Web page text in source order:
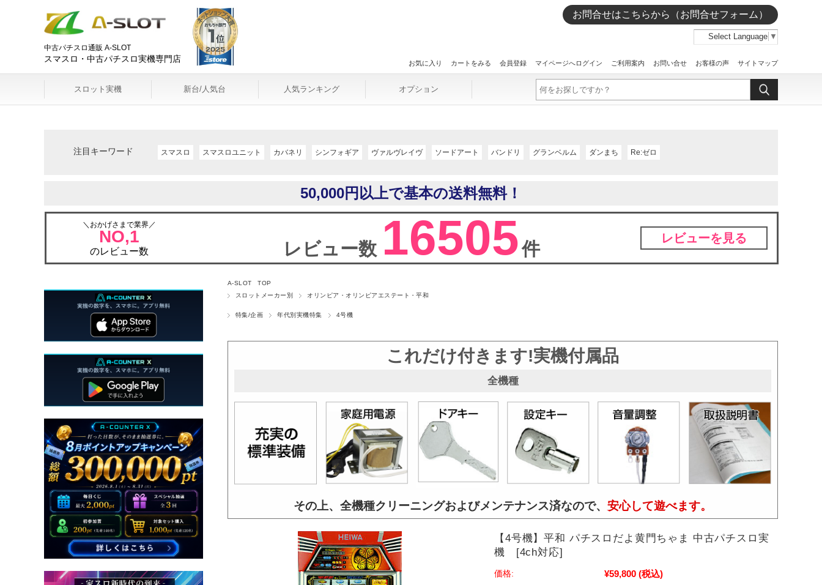
中古パチスロ通販 A-SLOT
スマスロ・中古パチスロ実機専門店
お問合せはこちらから（お問合せフォーム）
Select Language ▼
お気に入り カートをみる 会員登録 マイページへログイン ご利用案内 お問い合せ お客様の声 サイトマップ
スロット実機 新台/人気台 人気ランキング オプション
注目キーワード スマスロ スマスロユニット カバネリ シンフォギア ヴァルヴレイヴ ソードアート バンドリ グランベルム ダンまち Re:ゼロ
50,000円以上で基本の送料無料！
＼おかげさまで業界／
NO,1
のレビュー数 レビュー数 16505件
レビューを見る
A-SLOT TOP
スロットメーカー別
オリンピア・オリンピアエステート・平和
特集/企画 年代別実機特集 4号機
これだけ付きます!実機付属品
全機種
その上、全機種クリーニングおよびメンテナンス済なので、 安心して遊べます。
【4号機】平和 パチスロだよ黄門ちゃま 中古パチスロ実
機 [4ch対応]
価格: ¥59,800 (税込)